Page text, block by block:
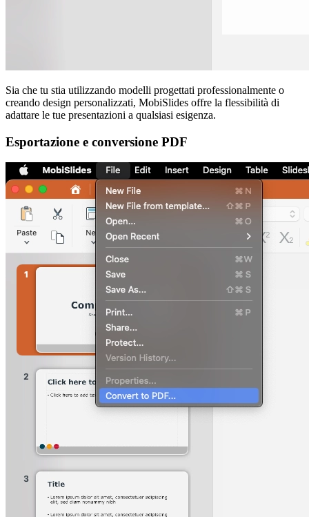
Sia che tu stia utilizzando modelli progettati professionalmente o
creando design personalizzati, MobiSlides offre la flessibilità di
adattare le tue presentazioni a qualsiasi esigenza.
Esportazione e conversione PDF